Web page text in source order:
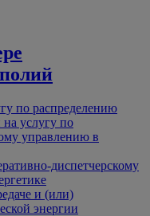
по распределению
на услугу по
управлению в
диспетчерскому
и (или)
энергии